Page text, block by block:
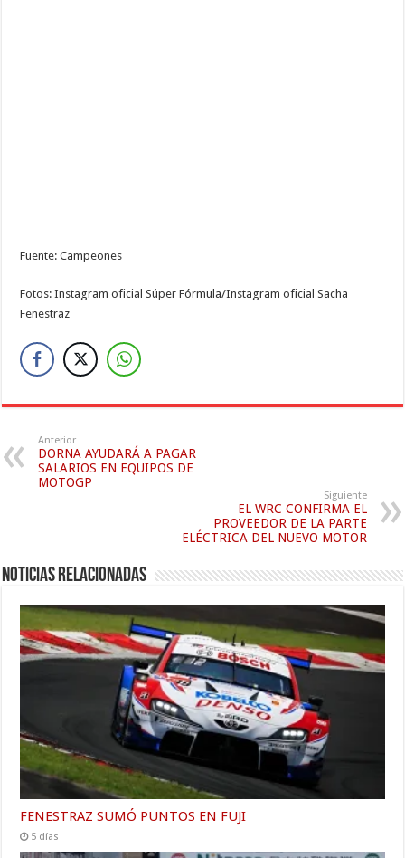
Fuente: Campeones
Fotos: Instagram oficial Súper Fórmula/Instagram oficial Sacha
Fenestraz
Anterior
DORNA AYUDARÁ A PAGAR
SALARIOS EN EQUIPOS DE
MOTOGP
Siguiente
EL WRC CONFIRMA EL
PROVEEDOR DE LA PARTE
ELÉCTRICA DEL NUEVO MOTOR
Noticias relacionadas
FENESTRAZ SUMÓ PUNTOS EN FUJI
5 días